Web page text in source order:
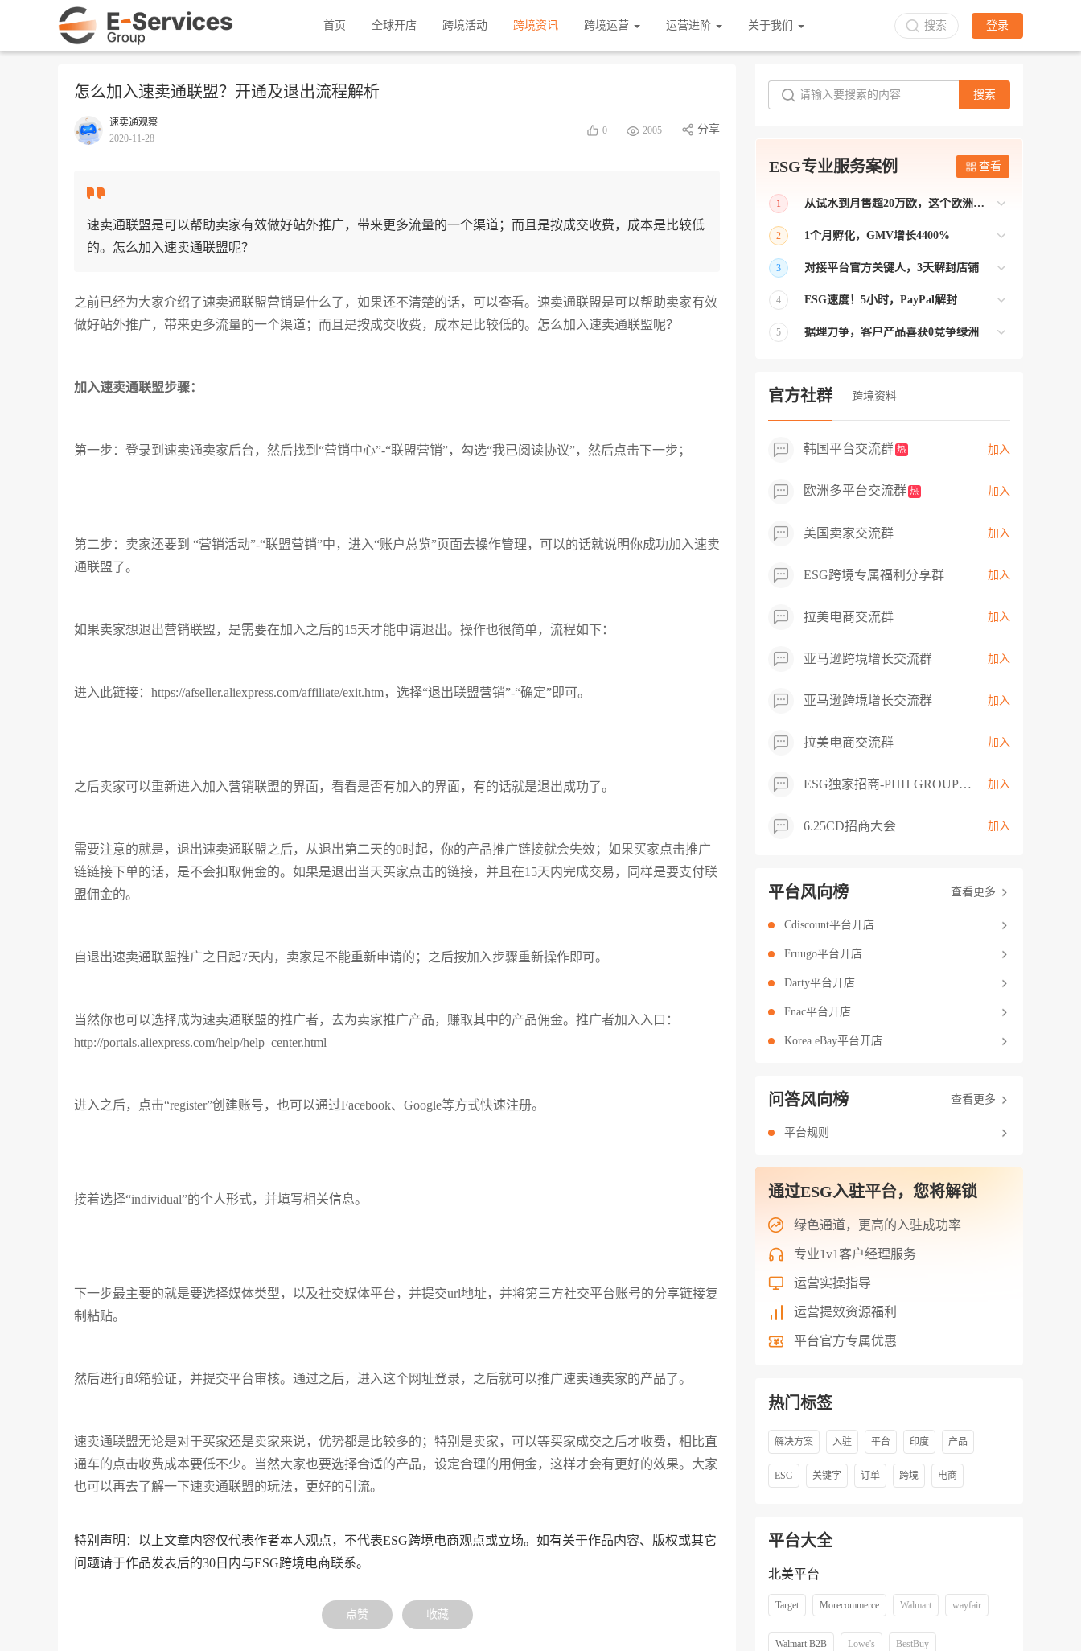
首页 全球开店 跨境活动 跨境资讯 跨境运营 运营进阶 关于我们 搜索 登录
怎么加入速卖通联盟？开通及退出流程解析
速卖通观察
2020-11-28
0 2005 分享
速卖通联盟是可以帮助卖家有效做好站外推广，带来更多流量的一个渠道；而且是按成交收费，成本是比较低
的。怎么加入速卖通联盟呢？
之前已经为大家介绍了速卖通联盟营销是什么了，如果还不清楚的话，可以查看。速卖通联盟是可以帮助卖家有效
做好站外推广，带来更多流量的一个渠道；而且是按成交收费，成本是比较低的。怎么加入速卖通联盟呢？
加入速卖通联盟步骤：
第一步：登录到速卖通卖家后台，然后找到“营销中心”-“联盟营销”，勾选“我已阅读协议”，然后点击下一步；
第二步：卖家还要到 “营销活动”-“联盟营销”中，进入“账户总览”页面去操作管理，可以的话就说明你成功加入速卖
通联盟了。
如果卖家想退出营销联盟，是需要在加入之后的15天才能申请退出。操作也很简单，流程如下：
进入此链接：https://afseller.aliexpress.com/affiliate/exit.htm，选择“退出联盟营销”-“确定”即可。
之后卖家可以重新进入加入营销联盟的界面，看看是否有加入的界面，有的话就是退出成功了。
需要注意的就是，退出速卖通联盟之后，从退出第二天的0时起，你的产品推广链接就会失效；如果买家点击推广
链链接下单的话，是不会扣取佣金的。如果是退出当天买家点击的链接，并且在15天内完成交易，同样是要支付联
盟佣金的。
自退出速卖通联盟推广之日起7天内，卖家是不能重新申请的；之后按加入步骤重新操作即可。
当然你也可以选择成为速卖通联盟的推广者，去为卖家推广产品，赚取其中的产品佣金。推广者加入入口：
http://portals.aliexpress.com/help/help_center.html
进入之后，点击“register”创建账号，也可以通过Facebook、Google等方式快速注册。
接着选择“individual”的个人形式，并填写相关信息。
下一步最主要的就是要选择媒体类型，以及社交媒体平台，并提交url地址，并将第三方社交平台账号的分享链接复
制粘贴。
然后进行邮箱验证，并提交平台审核。通过之后，进入这个网址登录，之后就可以推广速卖通卖家的产品了。
速卖通联盟无论是对于买家还是卖家来说，优势都是比较多的；特别是卖家，可以等买家成交之后才收费，相比直
通车的点击收费成本要低不少。当然大家也要选择合适的产品，设定合理的用佣金，这样才会有更好的效果。大家
也可以再去了解一下速卖通联盟的玩法，更好的引流。
特别声明：以上文章内容仅代表作者本人观点，不代表ESG跨境电商观点或立场。如有关于作品内容、版权或其它
问题请于作品发表后的30日内与ESG跨境电商联系。
点赞 收藏
搜索
ESG专业服务案例 查看
1
从试水到月售超20万欧，这个欧洲本土平台被低估了
2
1个月孵化，GMV增长4400%
业】 >> Gmarket卖家店铺经过ESG跨境客
3
对接平台官方关键人，3天解封店铺
跨境帮我解决了韩国平台店铺异常问题
4
ESG速度！5小时，PayPal解封
ESG拥有Paypal支付和Onbuy平台双绿通道
5
据理力争，客户产品喜获0竞争绿洲
取机会，卖家成功上架市场热卖而平台稀
缺产品，拓展了西班牙新商机！
官方社群 跨境资料
韩国平台交流群 热 加入
欧洲多平台交流群 热 加入
美国卖家交流群 加入
ESG跨境专属福利分享群 加入
拉美电商交流群 加入
亚马逊跨境增长交流群 加入
亚马逊跨境增长交流群 加入
拉美电商交流群 加入
ESG独家招商-PHH GROUP卖家交流群 加入
6.25CD招商大会 加入
平台风向榜 查看更多
Cdiscount平台开店
Fruugo平台开店
Darty平台开店
Fnac平台开店
Korea eBay平台开店
问答风向榜 查看更多
平台规则
通过ESG入驻平台，您将解锁
绿色通道，更高的入驻成功率
专业1v1客户经理服务
运营实操指导
运营提效资源福利
平台官方专属优惠
热门标签
解决方案 入驻 平台 印度 产品
ESG 关键字 订单 跨境 电商
平台大全
北美平台
Target Morecommerce Walmart wayfair
Walmart B2B Lowe's BestBuy